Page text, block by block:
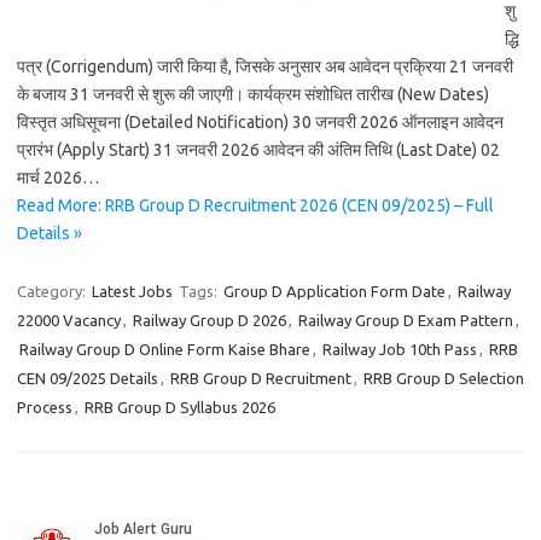
शु
द्धि
पत्र (Corrigendum) जारी किया है, जिसके अनुसार अब आवेदन प्रक्रिया 21 जनवरी
के बजाय 31 जनवरी से शुरू की जाएगी। कार्यक्रम संशोधित तारीख (New Dates)
विस्तृत अधिसूचना (Detailed Notification) 30 जनवरी 2026 ऑनलाइन आवेदन
प्रारंभ (Apply Start) 31 जनवरी 2026 आवेदन की अंतिम तिथि (Last Date) 02
मार्च 2026…
Read More: RRB Group D Recruitment 2026 (CEN 09/2025) – Full
Details »
Category: Latest Jobs Tags: Group D Application Form Date , Railway
22000 Vacancy, Railway Group D 2026, Railway Group D Exam Pattern ,
Railway Group D Online Form Kaise Bhare , Railway Job 10th Pass , RRB
CEN 09/2025 Details , RRB Group D Recruitment, RRB Group D Selection
Process , RRB Group D Syllabus 2026